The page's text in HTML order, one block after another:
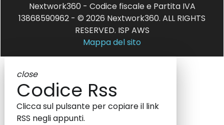
Nextwork360 - Codice fiscale e Partita IVA
13868590962 - © 2026 Nextwork360. ALL RIGHTS
RESERVED. ISP AWS
Mappa del sito
close
Codice Rss
Clicca sul pulsante per copiare il link
RSS negli appunti.